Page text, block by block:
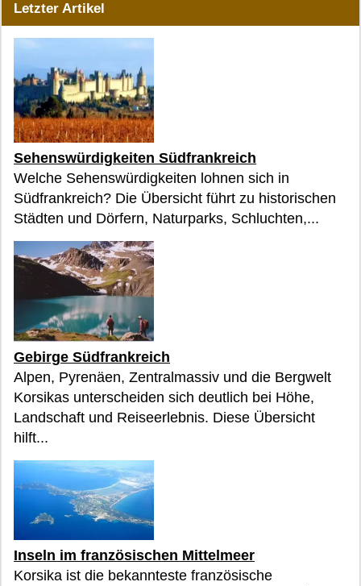
Letzter Artikel
Sehenswürdigkeiten Südfrankreich
Welche Sehenswürdigkeiten lohnen sich in
Südfrankreich? Die Übersicht führt zu historischen
Städten und Dörfern, Naturparks, Schluchten,...
Gebirge Südfrankreich
Alpen, Pyrenäen, Zentralmassiv und die Bergwelt
Korsikas unterscheiden sich deutlich bei Höhe,
Landschaft und Reiseerlebnis. Diese Übersicht
hilft...
Inseln im französischen Mittelmeer
Korsika ist die bekannteste französische